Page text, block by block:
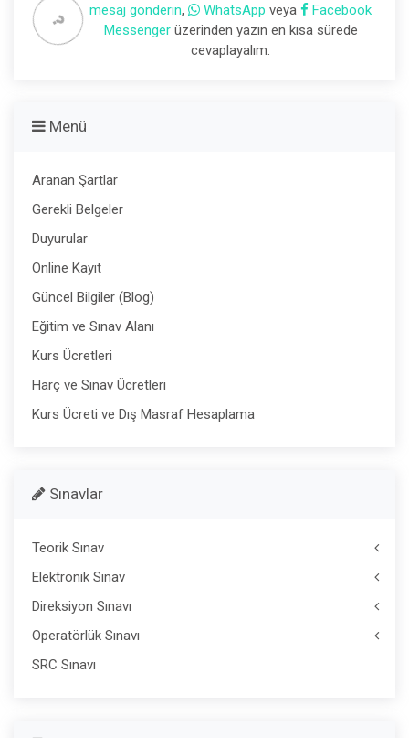
mesaj gönderin, WhatsApp veya
Facebook
Messengerüzerinden yazın en kısa sürede
cevaplayalım.
Menü
Aranan Şartlar
Gerekli Belgeler
Duyurular
Online Kayıt
Güncel Bilgiler (Blog)
Eğitim ve Sınav Alanı
Kurs Ücretleri
Harç ve Sınav Ücretleri
Kurs Ücreti ve Dış Masraf Hesaplama
Sınavlar
Teorik Sınav
Elektronik Sınav
Direksiyon Sınavı
Operatörlük Sınavı
SRC Sınavı